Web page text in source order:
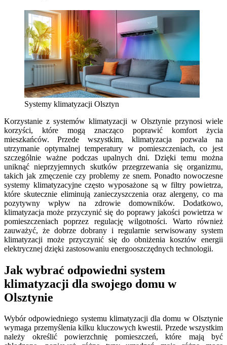
Systemy klimatyzacji Olsztyn
Korzystanie z systemów klimatyzacji w Olsztynie przynosi wiele
korzyści, które mogą znacząco poprawić komfort życia
mieszkańców. Przede wszystkim, klimatyzacja pozwala na
utrzymanie optymalnej temperatury w pomieszczeniach, co jest
szczególnie ważne podczas upalnych dni. Dzięki temu można
uniknąć nieprzyjemnych skutków przegrzewania się organizmu,
takich jak zmęczenie czy problemy ze snem. Ponadto nowoczesne
systemy klimatyzacyjne często wyposażone są w filtry powietrza,
które skutecznie eliminują zanieczyszczenia oraz alergeny, co ma
pozytywny wpływ na zdrowie domowników. Dodatkowo,
klimatyzacja może przyczynić się do poprawy jakości powietrza w
pomieszczeniach poprzez regulację wilgotności. Warto również
zauważyć, że dobrze dobrany i regularnie serwisowany system
klimatyzacji może przyczynić się do obniżenia kosztów energii
elektrycznej dzięki zastosowaniu energooszczędnych technologii.
Jak wybrać odpowiedni system
klimatyzacji dla swojego domu w
Olsztynie
Wybór odpowiedniego systemu klimatyzacji dla domu w Olsztynie
wymaga przemyślenia kilku kluczowych kwestii. Przede wszystkim
należy określić powierzchnię pomieszczeń, które mają być